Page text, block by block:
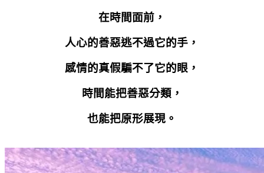
在時間面前，
人心的善惡逃不過它的手，
感情的真假騙不了它的眼，
時間能把善惡分類，
也能把原形展現。